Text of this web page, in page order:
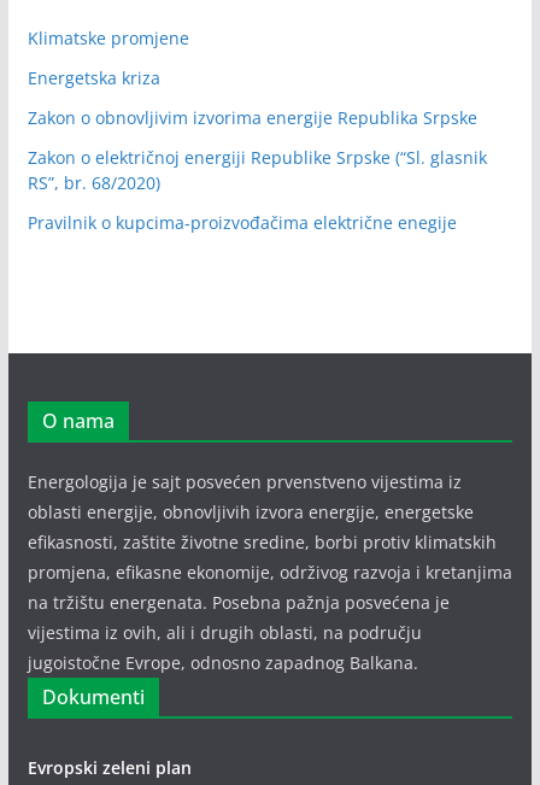
Klimatske promjene
Energetska kriza
Zakon o obnovljivim izvorima energije Republika Srpske
Zakon o električnoj energiji Republike Srpske (“Sl. glasnik
RS”, br. 68/2020)
Pravilnik o kupcima-proizvođačima električne enegije
O nama
Energologija je sajt posvećen prvenstveno vijestima iz
oblasti energije, obnovljivih izvora energije, energetske
efikasnosti, zaštite životne sredine, borbi protiv klimatskih
promjena, efikasne ekonomije, održivog razvoja i kretanjima
na tržištu energenata. Posebna pažnja posvećena je
vijestima iz ovih, ali i drugih oblasti, na području
jugoistočne Evrope, odnosno zapadnog Balkana.
Dokumenti
Evropski zeleni plan